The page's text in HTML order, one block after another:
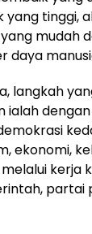
tinggi,
mudah
daya
langkah
ialah
ekonomi,
kerja
partai